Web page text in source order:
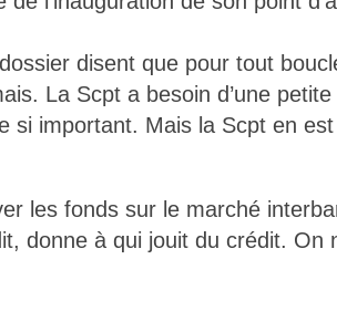
disent que pour tout
La Scpt a besoin d’une petite
si important. Mais la Scpt en
les fonds sur le marché
donne à qui jouit du crédit. On